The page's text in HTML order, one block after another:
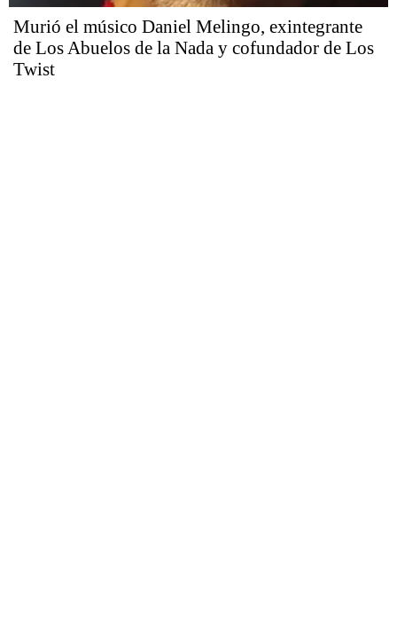
Murió el músico Daniel Melingo, exintegrante
de Los Abuelos de la Nada y cofundador de Los
Twist